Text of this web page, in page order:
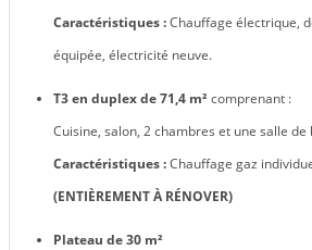
Caractéristiques :Chauffage électrique,
équipée, électricité neuve.
T3 en duplex de 71,4 m² comprenant :
Cuisine, salon, 2 chambres et une salle de
Caractéristiques :Chauffage gaz
(ENTIÈREMENT À RÉNOVER)
Plateau de 30 m²